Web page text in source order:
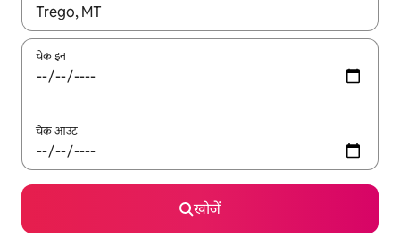
नतीजों के उपलब्ध होने पर, अप और डाउन 'ऐरो की' का इस्तेमाल करके नेविगेट
चेक इन
चेक आउट
खोजें